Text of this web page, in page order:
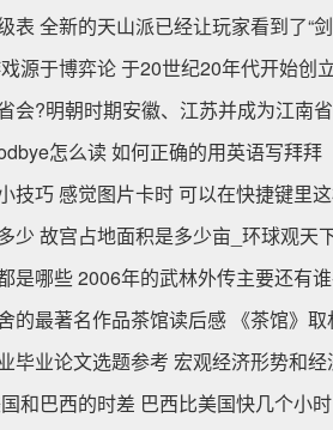
表 全新的天山派已经让玩家看到了“
源于博弈论 于20世纪20年代开始创
会?明朝时期安徽、江苏并成为江南
怎么读 如何正确的用英语写拜拜
技巧 感觉图片卡时 可以在快捷键里
少 故宫占地面积是多少亩_环球观天
是哪些 2006年的武林外传主要还有
的最著名作品茶馆读后感 《茶馆》
毕业论文选题参考 宏观经济形势和
和巴西的时差 巴西比美国快几个小